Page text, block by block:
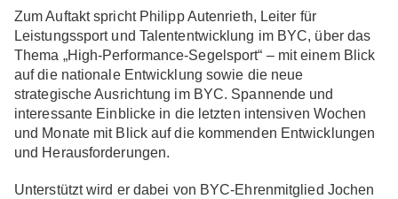
Zum Auftakt spricht Philipp Autenrieth, Leiter für
Leistungssport und Talententwicklung im BYC, über das
Thema „High-Performance-Segelsport“ – mit einem Blick
auf die nationale Entwicklung sowie die neue
strategische Ausrichtung im BYC. Spannende und
interessante Einblicke in die letzten intensiven Wochen
und Monate mit Blick auf die kommenden Entwicklungen
und Herausforderungen.
Unterstützt wird er dabei von BYC-Ehrenmitglied Jochen